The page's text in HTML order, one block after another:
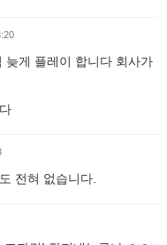
늦게 플레이 합니다 회사가
전혀 없습니다.